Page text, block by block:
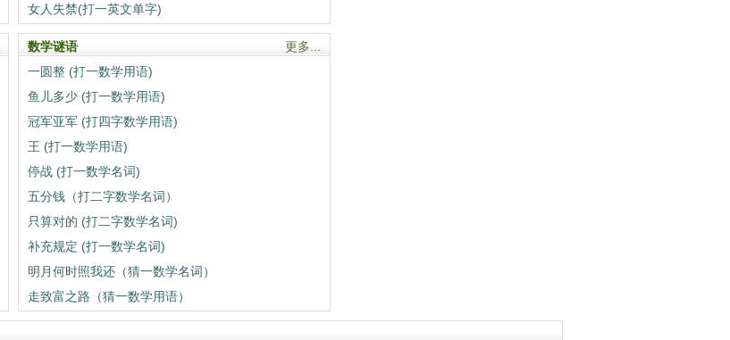
女人失禁(打一英文单字)
更多...
数学谜语
一圆整 (打一数学用语)
鱼儿多少 (打一数学用语)
冠军亚军 (打四字数学用语)
王 (打一数学用语)
停战 (打一数学名词)
五分钱（打二字数学名词）
只算对的 (打二字数学名词)
补充规定 (打一数学名词)
明月何时照我还（猜一数学名词）
走致富之路（猜一数学用语）